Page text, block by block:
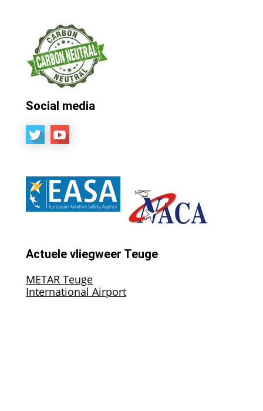
Social media
Actuele vliegweer Teuge
METAR Teuge
International Airport